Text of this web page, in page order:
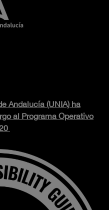
Andalucía (UNIA) ha
al Programa Operativo